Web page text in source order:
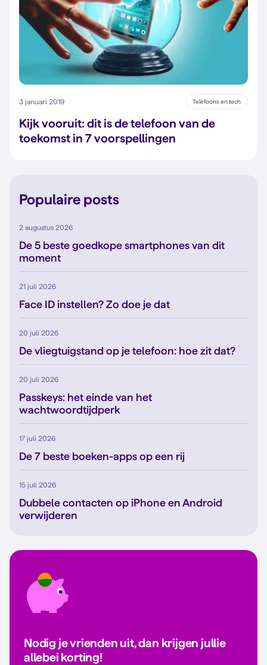
3 januari 2019 Telefoons en tech
Kijk vooruit: dit is de telefoon van de
toekomst in 7 voorspellingen
Populaire posts
2 augustus 2026
De 5 beste goedkope smartphones van dit
moment
21 juli 2026
Face ID instellen? Zo doe je dat
20 juli 2026
De vliegtuigstand op je telefoon: hoe zit dat?
20 juli 2026
Passkeys: het einde van het
wachtwoordtijdperk
17 juli 2026
De 7 beste boeken-apps op een rij
15 juli 2026
Dubbele contacten op iPhone en Android
verwijderen
Nodig je vrienden uit, dan krijgen jullie
allebei korting!